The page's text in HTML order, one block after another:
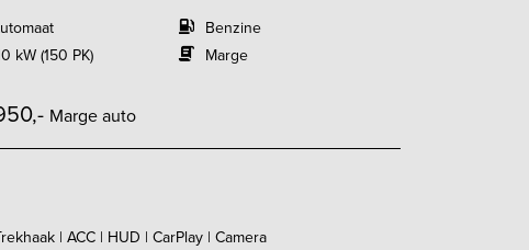
kW (150 PK)
Benzine
Marge
Marge auto
| ACC | HUD | CarPlay | Camera